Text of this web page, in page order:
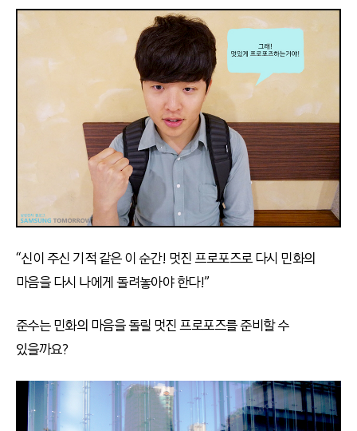
“신이 주신 기적 같은 이 순간! 멋진 프로포즈로 다시 민화의
마음을 다시 나에게 돌려놓아야 한다!”
준수는 민화의 마음을 돌릴 멋진 프로포즈를 준비할 수
있을까요?